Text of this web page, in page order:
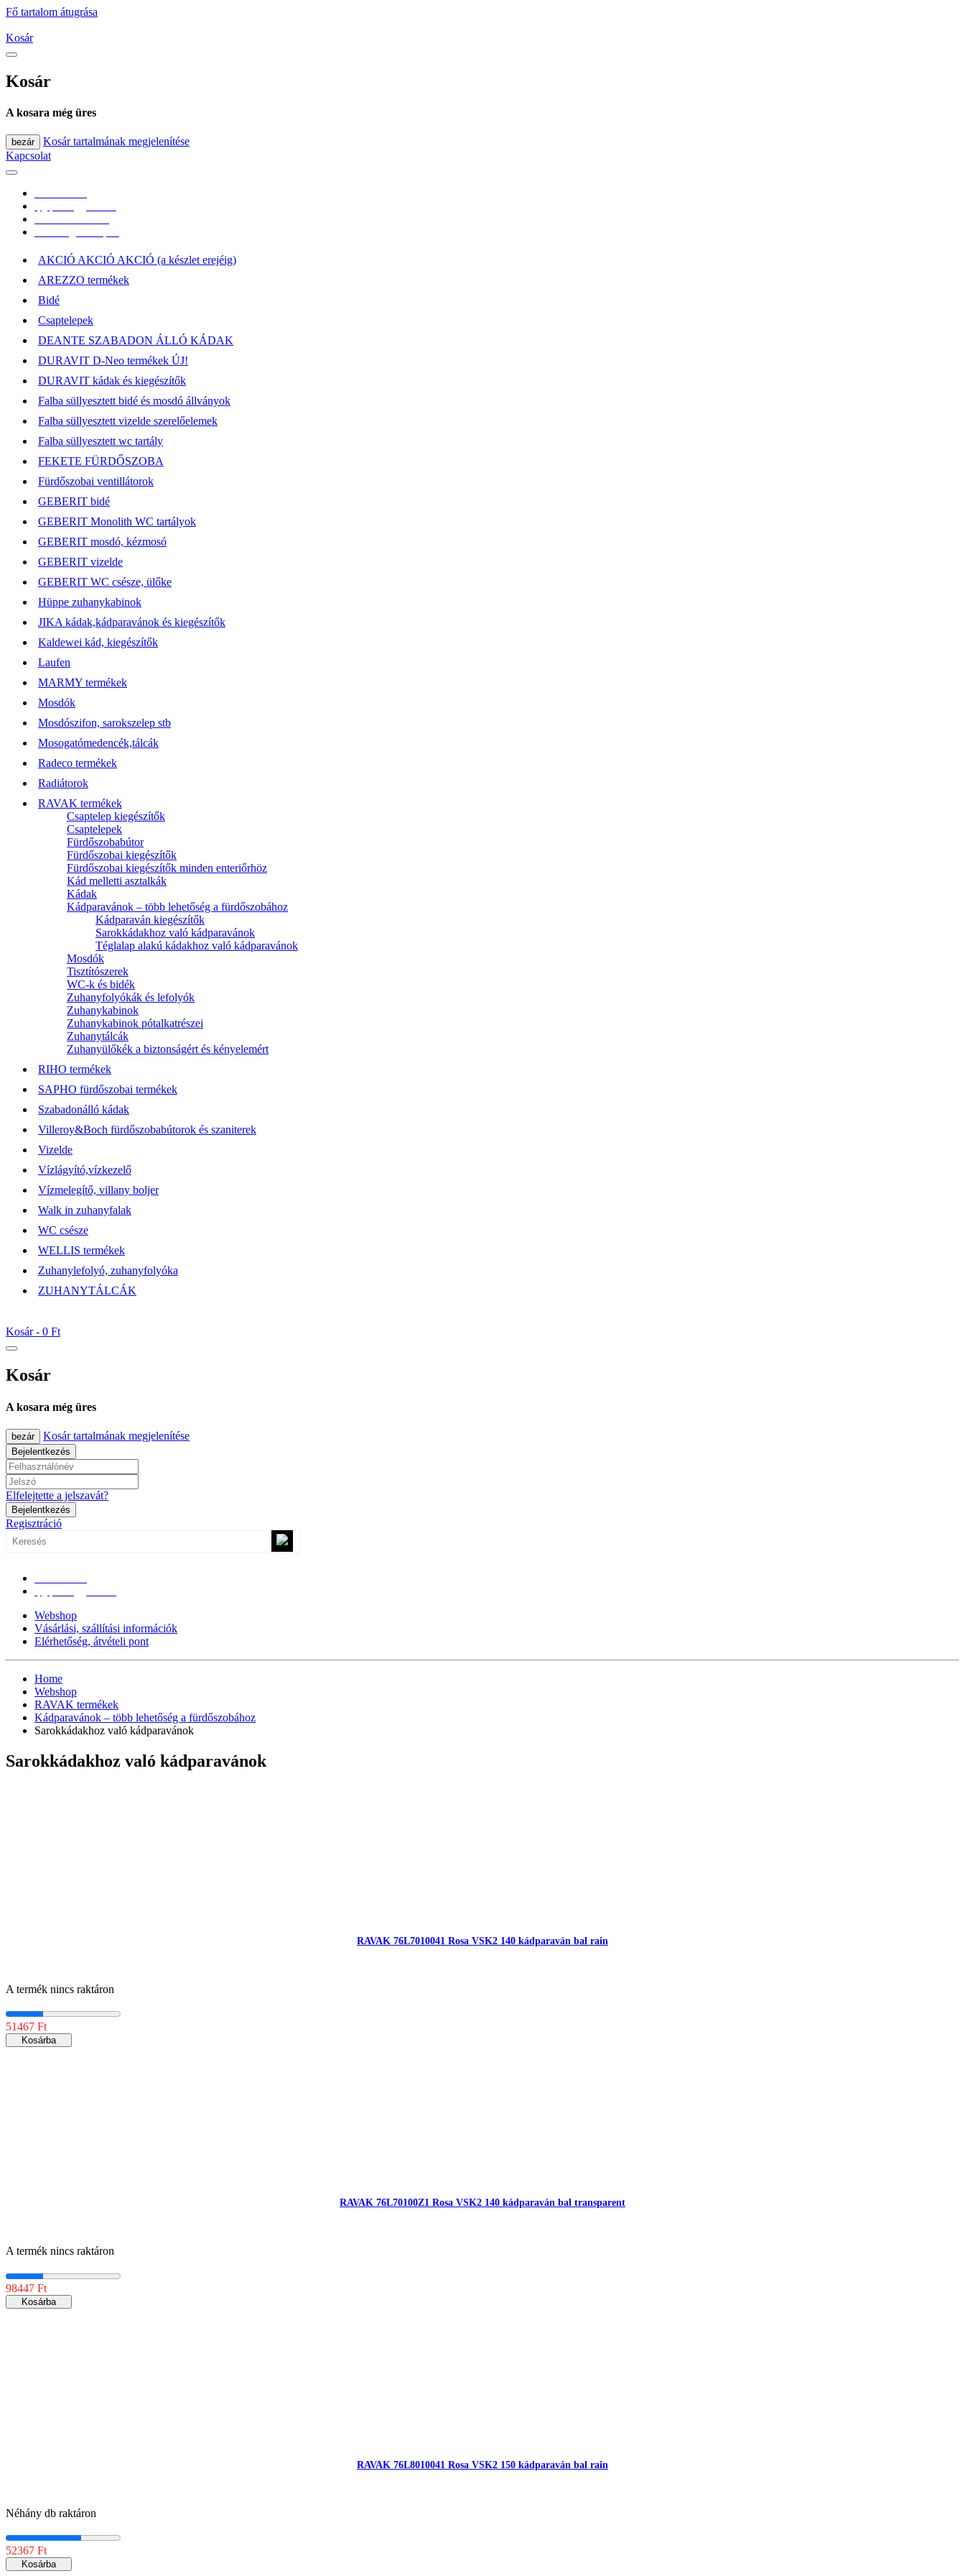
Fő tartalom átugrása
Kosár
Kosár
A kosara még üres
bezár
Kosár tartalmának megjelenítése
Kapcsolat
AKCIÓ AKCIÓ AKCIÓ (a készlet erejéig)
AREZZO termékek
Bidé
Csaptelepek
DEANTE SZABADON ÁLLÓ KÁDAK
DURAVIT D-Neo termékek ÚJ!
DURAVIT kádak és kiegészítők
Falba süllyesztett bidé és mosdó állványok
Falba süllyesztett vizelde szerelőelemek
Falba süllyesztett wc tartály
FEKETE FÜRDŐSZOBA
Fürdőszobai ventillátorok
GEBERIT bidé
GEBERIT Monolith WC tartályok
GEBERIT mosdó, kézmosó
GEBERIT vizelde
GEBERIT WC csésze, ülőke
Hüppe zuhanykabinok
JIKA kádak,kádparavánok és kiegészítők
Kaldewei kád, kiegészítők
Laufen
MARMY termékek
Mosdók
Mosdószifon, sarokszelep stb
Mosogatómedencék,tálcák
Radeco termékek
Radiátorok
RAVAK termékek
Csaptelep kiegészítők
Csaptelepek
Fürdőszobabútor
Fürdőszobai kiegészítők
Fürdőszobai kiegészítők minden enteriőrhöz
Kád melletti asztalkák
Kádak
Kádparavánok – több lehetőség a fürdőszobához
Kádparaván kiegészítők
Sarokkádakhoz való kádparavánok
Téglalap alakú kádakhoz való kádparavánok
Mosdók
Tisztítószerek
WC-k és bidék
Zuhanyfolyókák és lefolyók
Zuhanykabinok
Zuhanykabinok pótalkatrészei
Zuhanytálcák
Zuhanyülőkék a biztonságért és kényelemért
RIHO termékek
SAPHO fürdőszobai termékek
Szabadonálló kádak
Villeroy&Boch fürdőszobabútorok és szaniterek
Vizelde
Vízlágyító,vízkezelő
Vízmelegítő, villany boljer
Walk in zuhanyfalak
WC csésze
WELLIS termékek
Zuhanylefolyó, zuhanyfolyóka
ZUHANYTÁLCÁK
Kosár - 0 Ft
Kosár
A kosara még üres
bezár Kosár tartalmának megjelenítése
Bejelentkezés
Elfelejtette a jelszavát?
Bejelentkezés
Regisztráció
Webshop
Vásárlási, szállítási információk
Elérhetőség, átvételi pont
Home
Webshop
RAVAK termékek
Kádparavánok – több lehetőség a fürdőszobához
Sarokkádakhoz való kádparavánok
Sarokkádakhoz való kádparavánok
RAVAK 76L7010041 Rosa VSK2 140 kádparaván bal rain
A termék nincs raktáron
51467 Ft
Kosárba
RAVAK 76L70100Z1 Rosa VSK2 140 kádparaván bal transparent
A termék nincs raktáron
98447 Ft
Kosárba
RAVAK 76L8010041 Rosa VSK2 150 kádparaván bal rain
Néhány db raktáron
52367 Ft
Kosárba